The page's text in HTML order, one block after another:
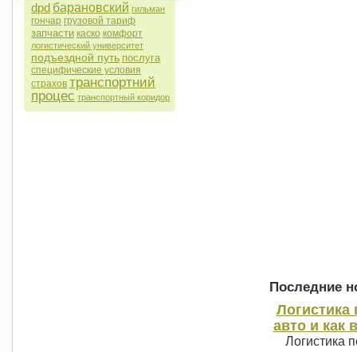
dpd барановский гильман
гончар грузовой тариф
запчасти каско комфорт
логистический университет
подъездной путь послуга
специфические условия
страхов транспортний
процес транспортный коридор
Последние
Логистика
авто и как
Логистика